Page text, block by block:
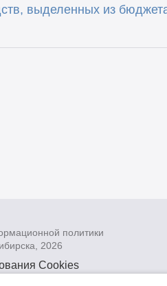
выделенных из
политики
2026
Cookies